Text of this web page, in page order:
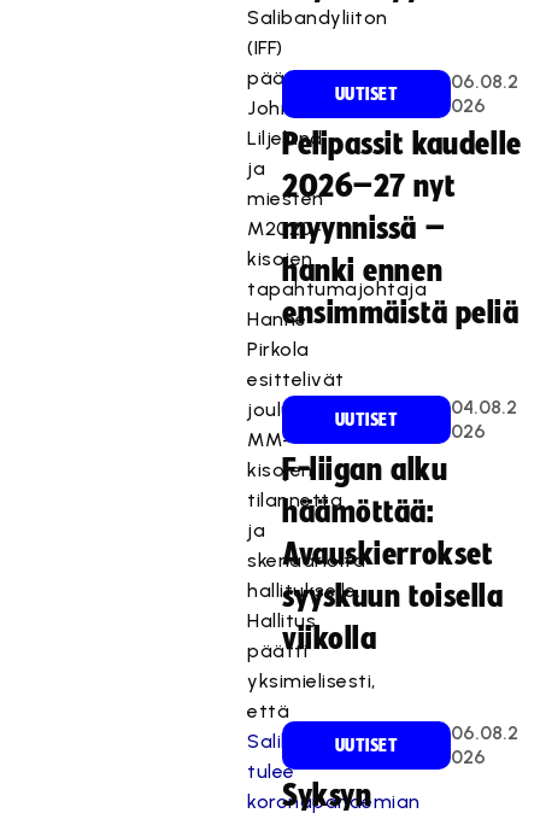
Salibandyliiton
(IFF)
pääsihteeri
John
Liljelund
ja
miesten
M2020-
kisojen
tapahtumajohtaja
Hanne
Pirkola
esittelivät
joulukuun
MM-
kisojen
tilannetta
ja
skenaarioita
hallitukselle.
Hallitus
päätti
yksimielisesti,
että
Salibandyliitto
tulee
koronapandemian
UUTISET
06.08.2
026
Pelipassit kaudelle
2026–27 nyt
myynnissä –
hanki ennen
ensimmäistä peliä
UUTISET
04.08.2
026
F-liigan alku
häämöttää:
Avauskierrokset
syyskuun toisella
viikolla
UUTISET
06.08.2
026
Syksyn